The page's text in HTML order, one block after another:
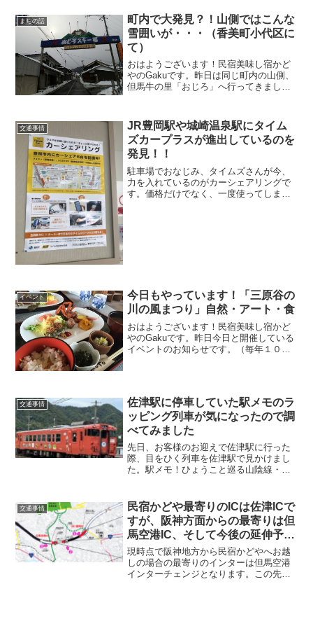
実施しちゃいます♪今年は水温が高いた
め、助かります！！おはよう...
まちの話
町内で大発見？！山側ではこんな
雪囲いが・・・（香美町小代区に
て）
おはようございます！民宿美味し宿かど
やのGakuです。昨日は同じ町内の山側、
但馬牛の里「おじろ」へ行ってきまし
にあってないもの。簡易的な家の雪囲い
どうやら香美町の山側、...
交通事情
JR豊岡駅や城崎温泉駅にタイム
ズカープラスが進出しているのを
発見！！
駐車場でおなじみ、タイムズさんが今、
力を入れているのがカーシェアリングで
す。価格だけでなく、一度使ってしまえ
イベント
今日もやっています！「三原谷の
川の風まつり」自然・アート・食
おはようございます！民宿美味し宿かど
やのGakuです。昨日今日と開催している
イベントのお知らせです。（毎年１０月
交通事情
佐津駅に停車していた駅メモのラ
ッピング列車が気になったので調
べてみました
先日、お客様のお迎えで佐津駅に行った
際、目をひく列車を佐津駅で見かけまし
た。駅メモ！ひょうこと巡る山陰線・播
ためのアプリゲームの紹介です。
交通事情
民宿かどや最寄りのICは佐津ICで
すが、阪神方面からの最寄りは但
馬空港IC、そして今後の延伸予定
は。
現時点で阪神地方から民宿かどやへお越
しの場合の最寄りのインターは但馬空港
インターチェンジとなります。この先の